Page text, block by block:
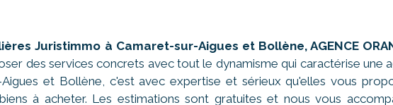
Juristimmo à Camaret-sur-Aigues et Bollène, AGENCE
des services concrets avec tout le dynamisme qui caractérise une
et Bollène, c'est avec expertise et sérieux qu'elles vous
à acheter. Les estimations sont gratuites et nous vous